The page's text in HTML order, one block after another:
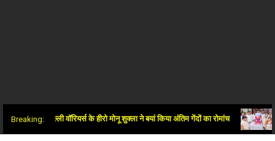
Breaking:
दिल्ली वॉरियर्स के हीरो मोनू शुक्ला ने बयां किया अंतिम गेंदों का रोमांच पूर्व